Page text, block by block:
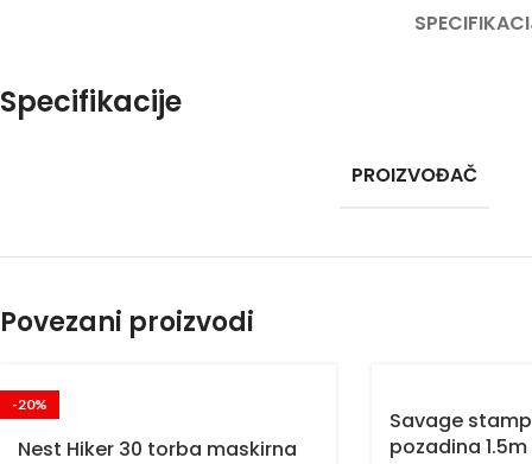
Specifikacije
PROIZVOĐAČ
Povezani proizvodi
-20%
Nest Hiker 30 torba maskirna
Savage
pozadina